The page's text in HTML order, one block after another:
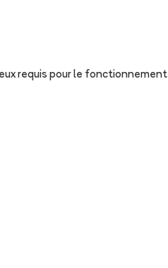
requis pour le fonctionnement